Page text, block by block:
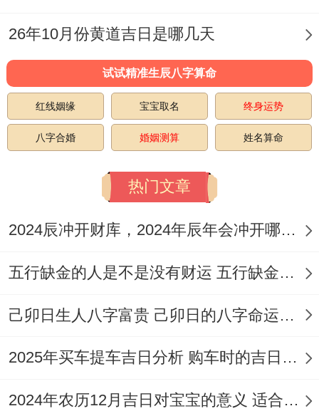
2026
年3
月14
正
月
廿
星
宜:开业、立
券、交易、挂
匾、祭祀、祈
福、开光、入
宅、移徙、安
床、拆卸、动
土、上梁、进
人口
冲
蛇
煞
96
分
年3
月18
月
三
星
三
宜：祭祀、祈
醮、嫁娶、冠
笄、出行、开
亲友、教牛
鸡
煞
96
26年10月份黄道吉日是哪几天
试试精准生辰八字算命
红线姻缘 宝宝取名 终身运势
八字合婚 婚姻测算 姓名算命
热门文章
2024辰冲开财库，2024年辰年会冲开哪些人的财库
五行缺金的人是不是没有财运 五行缺金的人命运好不好
己卯日生人八字富贵 己卯日的八字命运如何
2025年买车提车吉日分析 购车时的吉日与禁忌
2024年农历12月吉日对宝宝的意义 适合龙年宝宝出生的日子有哪些